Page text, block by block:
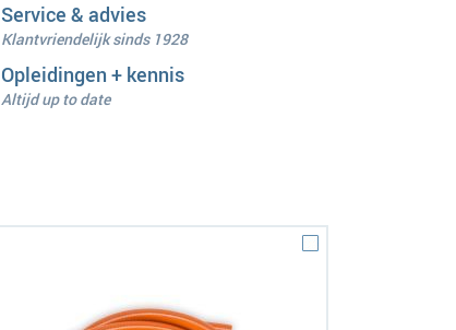
Service & advies
Klantvriendelijk sinds 1928
Opleidingen + kennis
Altijd up to date